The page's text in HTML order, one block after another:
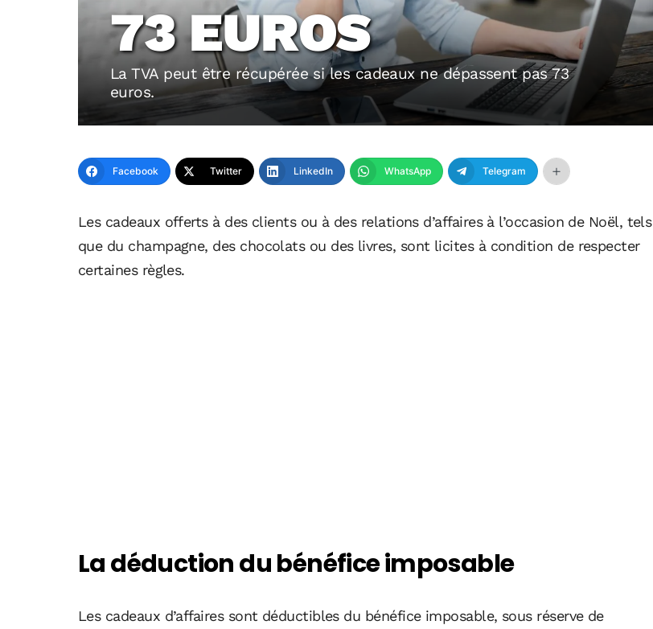
73 EUROS
La TVA peut être récupérée si les cadeaux ne dépassent pas 73
euros.
Facebook Twitter LinkedIn WhatsApp Telegram
Les cadeaux offerts à des clients ou à des relations d’affaires à l’occasion de Noël, tels
que du champagne, des chocolats ou des livres, sont licites à condition de respecter
certaines règles.
La déduction du bénéfice imposable
Les cadeaux d’affaires sont déductibles du bénéfice imposable, sous réserve de